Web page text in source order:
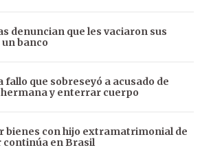
denuncian que les vaciaron sus
banco
fallo que sobreseyó a acusado de
y enterrar cuerpo
bienes con hijo extramatrimonial de
continúa en Brasil